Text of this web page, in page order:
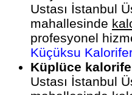
Ustası İstanbul
mahallesinde
profesyonel
Küçüksu
Küplüce
Ustası İstanbul